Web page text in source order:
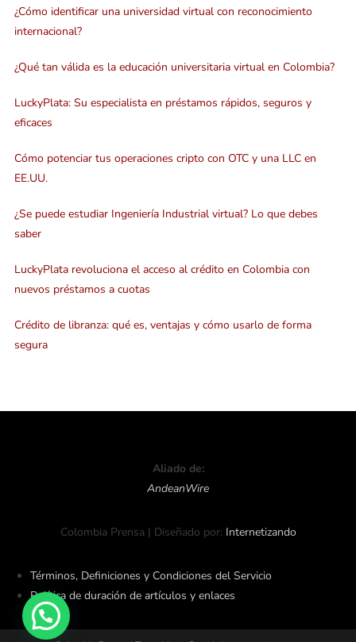
¿Cómo identificar una universidad virtual con reconocimiento
internacional?
¿Qué tan válida es la educación universitaria virtual en Colombia?
LuckyPlata: Su especialista en préstamos rápidos, seguros y
eficaces
Cómo potenciar tus operaciones cripto con OTC y una LLC en
EE.UU.
¿Se puede estudiar Ingeniería Industrial virtual? Lo que debes
saber
LuckyPlata revoluciona el acceso al crédito en Colombia con
nuevos préstamos a cuotas
Crédito de libranza: qué es, ventajas y cómo usarlo de forma
segura
Aliado de:
AndeanWire
Colombia Prensa | Diseñado por: Internetizando
Términos, Definiciones y Condiciones del Servicio
Política de duración de artículos y enlaces